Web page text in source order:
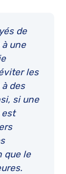
de
une
les
des
si une
est
que le